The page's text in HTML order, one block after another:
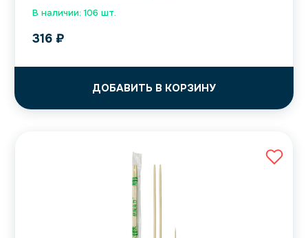
В наличии: 106 шт.
316 ₽
ДОБАВИТЬ В КОРЗИНУ